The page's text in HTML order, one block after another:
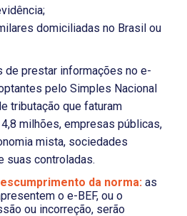
domiciliadas no Brasil ou
de prestar informações no e-
pelo Simples Nacional
tributação que faturam
milhões, empresas públicas,
mista, sociedades
suas controladas.
da norma: as
o e-BEF, ou o
ou incorreção, serão